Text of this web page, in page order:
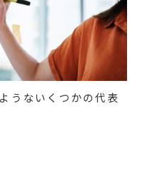
うないくつかの代表